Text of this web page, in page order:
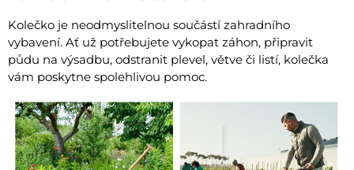
Kolečko je neodmyslitelnou součástí zahradního
vybavení. Ať už potřebujete vykopat záhon, připravit
půdu na výsadbu, odstranit plevel, větve či listí, kolečka
vám poskytne spolehlivou pomoc.